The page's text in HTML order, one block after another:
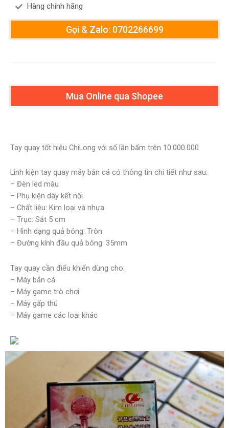
Hàng chính hãng
Gọi & Zalo: 0702266699
Mua Online qua Shopee
Tay quay tốt hiệu ChiLong với số lần bấm trên 10.000.000
Linh kiện tay quay máy bắn cá có thông tin chi tiết như sau:
– Đèn led màu
– Phụ kiện dây kết nối
– Chất liệu: Kim loại và nhựa
– Trục: Sắt 5 cm
– Hình dạng quả bóng: Tròn
– Đường kính đầu quả bóng: 35mm
Tay quay cần điểu khiển dùng cho:
– Máy bắn cá
– Máy game trò chơi
– Máy gấp thú
– Máy game các loại khác